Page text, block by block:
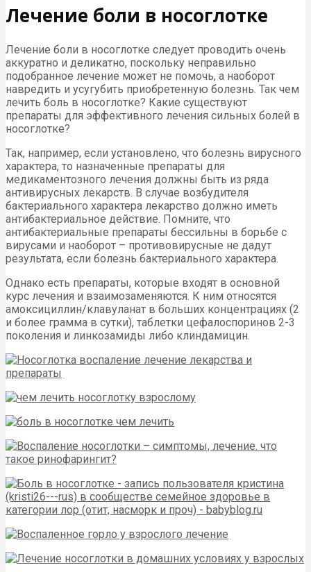
Лечение боли в носоглотке
Лечение боли в носоглотке следует проводить очень
аккуратно и деликатно, поскольку неправильно
подобранное лечение может не помочь, а наоборот
навредить и усугубить приобретенную болезнь. Так чем
лечить боль в носоглотке? Какие существуют
препараты для эффективного лечения сильных болей в
носоглотке?
Так, например, если установлено, что болезнь вирусного
характера, то назначенные препараты для
медикаментозного лечения должны быть из ряда
антивирусных лекарств. В случае возбудителя
бактериального характера лекарство должно иметь
антибактериальное действие. Помните, что
антибактериальные препараты бессильны в борьбе с
вирусами и наоборот – противовирусные не дадут
результата, если болезнь бактериального характера.
Однако есть препараты, которые входят в основной
курс лечения и взаимозаменяются. К ним относятся
амоксициллин/клавуланат в больших концентрациях (2
и более грамма в сутки), таблетки цефалоспоринов 2-3
поколения и линкозамиды либо клиндамицин.